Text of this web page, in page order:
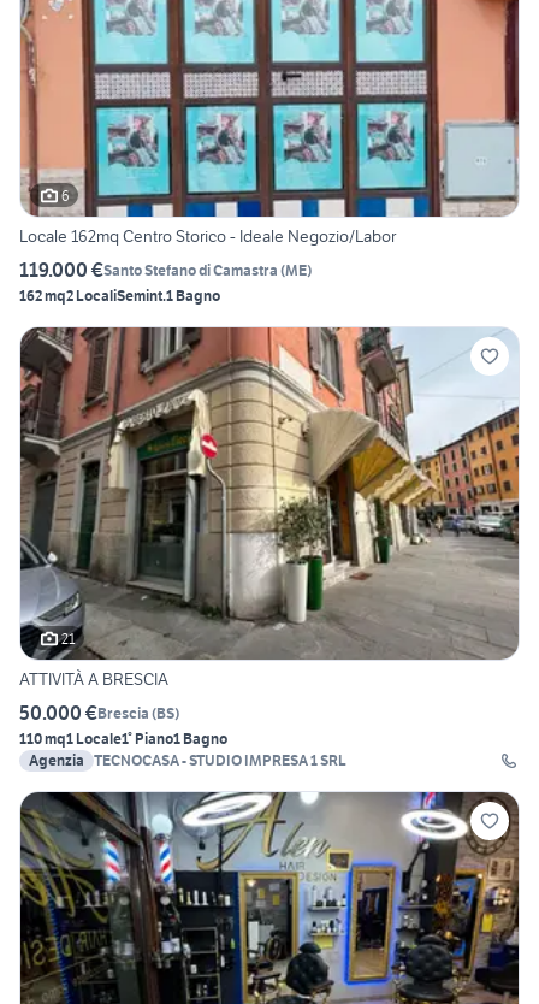
6
Locale 162mq Centro Storico - Ideale Negozio/Labor
119.000 €Santo Stefano di Camastra (ME)
162 mq2 LocaliSemint.1 Bagno
21
ATTIVITÀ A BRESCIA
50.000 €Brescia (BS)
110 mq1 Locale1° Piano1 Bagno
Agenzia TECNOCASA - STUDIO IMPRESA 1 SRL